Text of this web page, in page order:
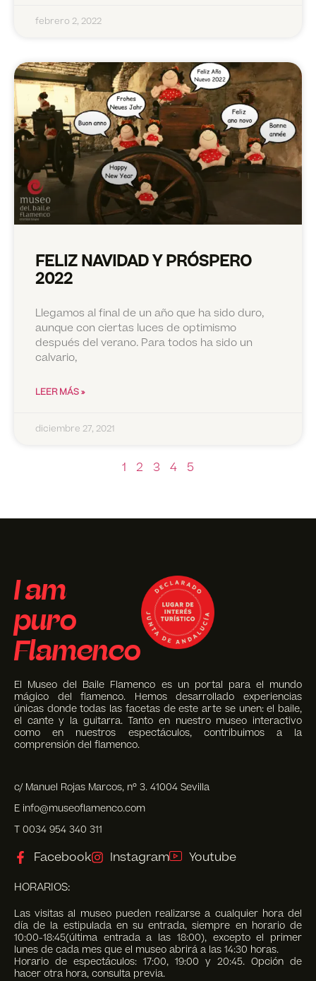
febrero 2, 2022
FELIZ NAVIDAD Y PRÓSPERO
2022
Llegamos al final de un año que ha sido duro,
aunque con ciertas luces de optimismo
después del verano. Para todos ha sido un
calvario,
LEER MÁS »
diciembre 27, 2021
1 2 3 4 5
I am
puro
Flamenco
El Museo del Baile Flamenco es un portal para el mundo
mágico del flamenco. Hemos desarrollado experiencias
únicas donde todas las facetas de este arte se unen: el baile,
el cante y la guitarra. Tanto en nuestro museo interactivo
como en nuestros espectáculos, contribuimos a la
comprensión del flamenco.
c/ Manuel Rojas Marcos, nº 3. 41004 Sevilla
E info@museoflamenco.com
T 0034 954 340 311
Facebook Instagram Youtube
HORARIOS:
Las visitas al museo pueden realizarse a cualquier hora del
día de la estipulada en su entrada, siempre en horario de
10:00-18:45(última entrada a las 18:00), excepto el primer
lunes de cada mes que el museo abrirá a las 14:30 horas.
Horario de espectáculos: 17:00, 19:00 y 20:45. Opción de
hacer otra hora, consulta previa.